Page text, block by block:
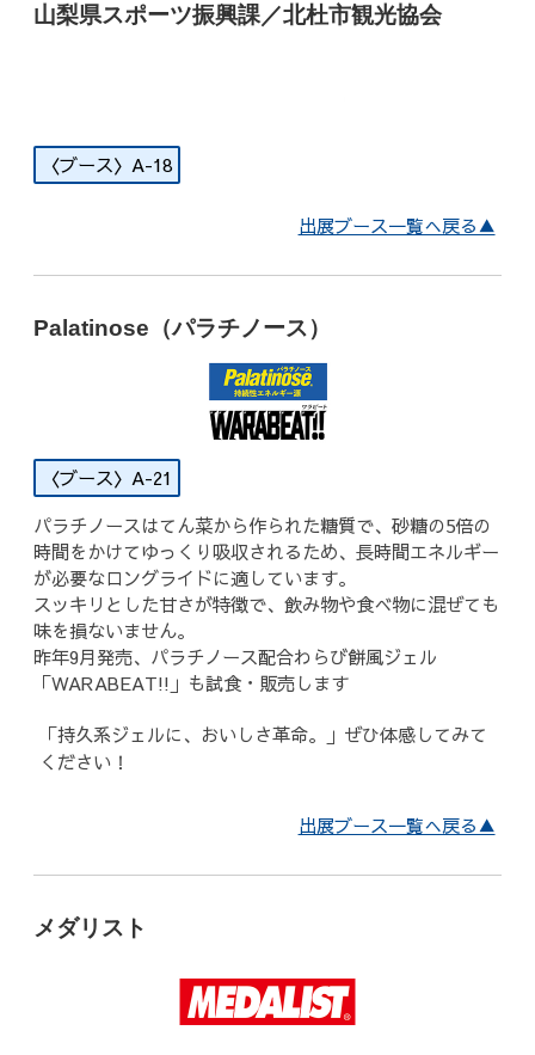
山梨県スポーツ振興課／北杜市観光協会
A-18
出展ブース一覧へ戻る▲
Palatinose（パラチノース）
A-21
パラチノースはてん菜から作られた糖質で、砂糖の5倍の
時間をかけてゆっくり吸収されるため、長時間エネルギー
が必要なロングライドに適しています。
スッキリとした甘さが特徴で、飲み物や食べ物に混ぜても
味を損ないません。
昨年9月発売、パラチノース配合わらび餅風ジェル
「WARABEAT!!」も試食・販売します
「持久系ジェルに、おいしさ革命。」ぜひ体感してみて
ください！
出展ブース一覧へ戻る▲
メダリスト